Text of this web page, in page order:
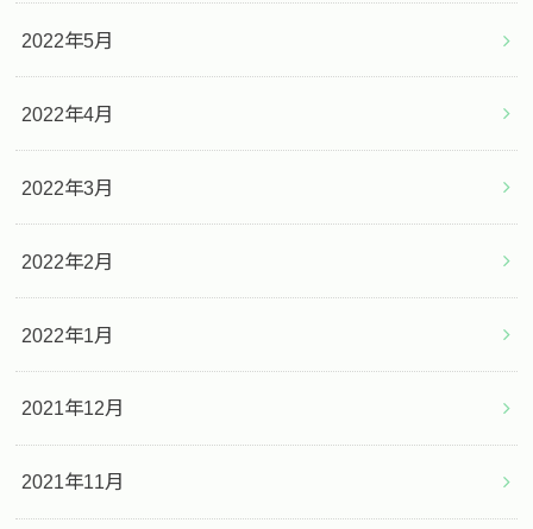
2022年5月
2022年4月
2022年3月
2022年2月
2022年1月
2021年12月
2021年11月